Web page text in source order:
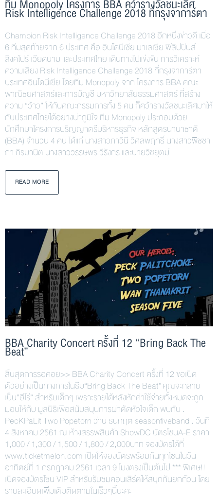
ทีม Monopoly โครงการ BBA คว้ารางวัลชนะเลิศ
Risk Intelligence Challenge 2018 ที่กรุงจาการ์ตา
Champion Risk Intelligence Challenge 2018 อีกหนึ่งข่าวดี เมื่อ
6 ทีมสุดท้ายจาก 6 ประเทศ คือ อินโดนีเซีย มาเลเซีย ฟิลิปปินส์
สิงคโปร์ เวียดนาม และประเทศไทย เดินทางไปแข่งขัน การวิเคราะห์
ความเสี่ยง Risk Intelligence Challenge 2018 ที่กรุงจาการ์ตา
ประเทศอินโดนีเซีย โดยทีม Monopoly จาก โครงการ BBA คณะ
พาณิชยศาสตร์และการบัญชี มหาวิทยาลัยธรรมศาสตร์ ที่สร้าง
ความ “ว้าว” ให้กับคณะกรรมการทั้ง 5 คน ก็คว้ารางวัลชนะเลิศมาให้
กับประเทศไทยได้อย่างน่าภูมิใจ ทีม Monopoly ประกอบด้วย
นักศึกษาโครงการปริญญาตรีบริหารธุรกิจ หลักสูตรนานาชาติ
(BBA) จำนวน 4 คน ได้แก่ นางสาวภาวินี วิศลพฤทธิ์ นางสาวพิชชา
ภา ถิรมานิต นางสาววรรษพร วีรังกร และนายวิชยุตม์
READ MORE
BBA Charity Concert ครั้งที่ 12 “Bring Back The
Beat”
สิ้นสุดการรอคอย>> BBA Charity Concert ครั้งที่ 12 ขอเปิด
ตัวอย่างเป็นทางการในธีม“Bring Back The Beat” คุณจะกลาย
เป็น”ฮีโร่” สำหรับเด็กๆ เพราะรายได้หลังหักค่าใช้จ่ายทั้งหมดจะถูก
มอบให้กับ มูลนิธิเพื่อสนับสนุนการผ่าตัดหัวใจเด็ก พบกับ .
PecKPaLit Two Popetorn ว่าน ธนกฤต seasonfiveband . วันที่
4 สิงหาคม 2561 ณ ห้างสรรพสินค้า ShowDC บัตรโซนA-E ราคา
1,000 / 1,300 / 1,500 / 1,800 / 2,000บาท จองบัตรได้ที่
www.ticketmelon.com เปิดให้จองบัตรพร้อมกันทุกโซนในวัน
อาทิตย์ที่ 1 กรกฎาคม 2561 เวลา 9 โมงตรงเป็นต้นไป *** พิเศษ!!
เปิดจองบัตรโซน VIP สำหรับรับชมคอนเสิร์ตให้สนุกกันยกก๊วน โดย
รายละเอียดเพิ่มเติมติดตามในเร็วๆนี้นะคะ